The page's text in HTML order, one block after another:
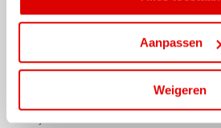
Aanpassen
Weigeren
Krassen in je lak veroorzaakt door de
wasmiddelen die in de wasstraat gebruikt
voorkomend probleem. Onze wasstraten
en shampoos die niet alleen vriendelijk zijn